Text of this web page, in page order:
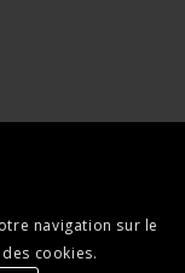
navigation sur le
cookies.